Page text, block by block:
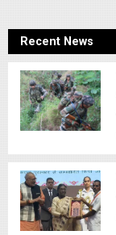
Recent News